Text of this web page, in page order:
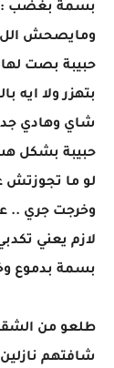
بسمة بغضب :
ومايصحش الل
حبيبة بصت لها
بتهزر ولا ايه
شاي وهادي
حبيبة بشكل
لو ما
وخرجت جري ..
لازم يعني
بسمة بدموع
طلعو من
شافتهم